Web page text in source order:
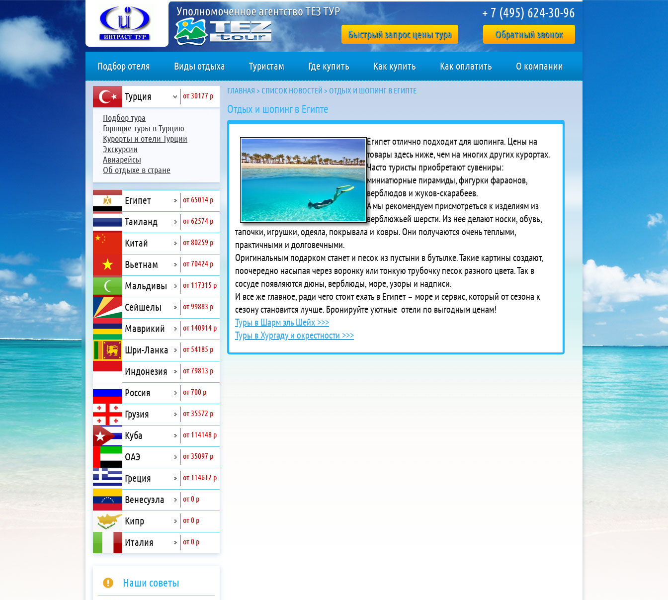
Быстрый запрос цены тура Обратный звонок
+ 7 (495) 624-30-96
Подбор отеля Виды отдыха Туристам Где купить Как купить Как оплатить О компании
Турция от 30177 р
Подбор тура
Горящие туры в Турцию
Курорты и отели Турции
Экскурсии
Авиарейсы
Об отдыхе в стране
Египет от 65014 р
Таиланд от 62574 р
Китай от 80259 р
Вьетнам от 70424 р
Мальдивы от 117315 р
Сейшелы от 99883 р
Маврикий от 140914 р
Шри-Ланка от 54185 р
Индонезия от 79813 р
Россия от 700 р
Грузия от 35572 р
Куба от 114148 р
ОАЭ от 35097 р
Греция от 114612 р
Венесуэла от 0 р
Кипр от 0 р
Италия от 0 р
Наши советы
ГЛАВНАЯ > СПИСОК НОВОСТЕЙ > ОТДЫХ И ШОПИНГ В ЕГИПТЕ
Отдых и шопинг в Египте
Египет отлично подходит для шопинга. Цены на
товары здесь ниже, чем на многих других курортах.
Частотуристы приобретают сувениры:
миниатюрные пирамиды, фигурки фараонов,
верблюдов и жуков-скарабеев.
А мы рекомендуем присмотреться к изделиям из
верблюжьей шерсти. Из нее делают носки, обувь,
тапочки, игрушки, одеяла, покрывала и ковры. Они получаются очень теплыми,
практичными и долговечными.
Оригинальным подарком станет и песок из пустыни в бутылке. Такие картины создают,
поочередно насыпая через воронку или тонкую трубочку песок разного цвета. Так в
сосуде появляются дюны, верблюды, море, узоры и надписи.
И все же главное, ради чего стоит ехать в Египет – море и сервис, который от сезона к
сезону становится лучше. Бронируйте уютные отели по выгодным ценам!
Туры в Шарм эль Шейх >>>
Туры в Хургаду и окрестности >>>